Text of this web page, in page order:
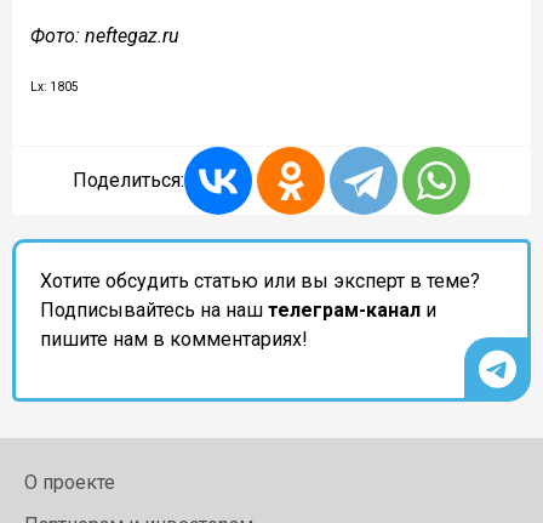
Фото: neftegaz.ru
Lx: 1805
Поделиться:
Хотите обсудить статью или вы эксперт в теме?
Подписывайтесь на наш телеграм-канал и
пишите нам в комментариях!
О проекте